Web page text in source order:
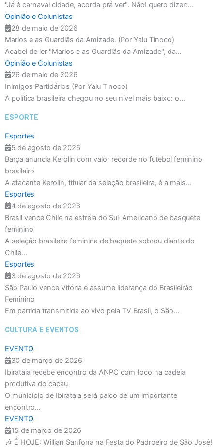
"Já é carnaval cidade, acorda prá ver". Não! quero dizer:...
Opinião e Colunistas
28 de maio de 2026
Marlos e as Guardiãs da Amizade. (Por Yalu Tinoco)
Acabei de ler "Marlos e as Guardiãs da Amizade", da...
Opinião e Colunistas
26 de maio de 2026
Inimigos Partidários (Por Yalu Tinoco)
A política brasileira chegou no seu nível mais baixo: o...
ESPORTE
Esportes
5 de agosto de 2026
Barça anuncia Kerolin com valor recorde no futebol feminino
brasileiro
A atacante Kerolin, titular da seleção brasileira, é a mais...
Esportes
4 de agosto de 2026
Brasil vence Chile na estreia do Sul-Americano de basquete
feminino
A seleção brasileira feminina de baquete sobrou diante do
Chile...
Esportes
3 de agosto de 2026
São Paulo vence Vitória e assume liderança do Brasileirão
Feminino
Em partida transmitida ao vivo pela TV Brasil, o São...
CULTURA E EVENTOS
EVENTO
30 de março de 2026
Ibirataia recebe encontro da ANPC com foco na cadeia
produtiva do cacau
O município de Ibirataia será palco de um importante
encontro...
EVENTO
15 de março de 2026
🎶 É HOJE: Willian Sanfona na Festa do Padroeiro de São José!